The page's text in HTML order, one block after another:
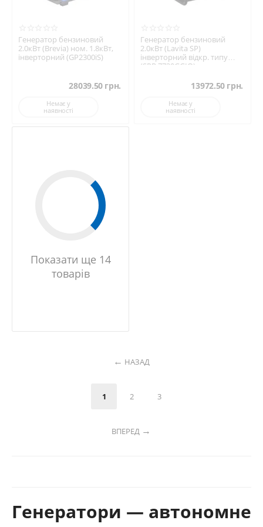
Генератор бензиновий
2.0кВт (Brevia) ном. 1.8кВт,
інверторний (GP2300iS)
28039.50 грн.
Немає у
наявності
Генератор бензиновий
2.0кВт (Lavita SP)
інверторний відкр. типу
(SPR 7720GGIO)
13972.50 грн.
Немає у
наявності
Показати ще 14
товарів
НАЗАД
1 2 3
ВПЕРЕД
Генератори — автономне